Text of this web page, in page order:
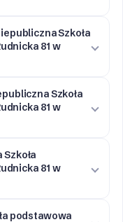
Szkoła
81 w
Szkoła
81 w
81 w
podstawowa